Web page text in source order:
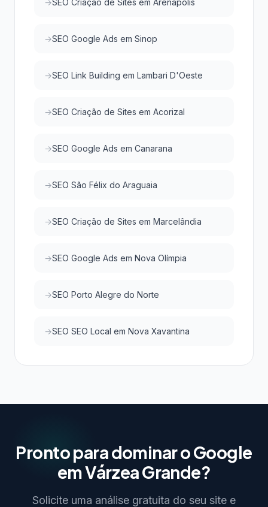
SEO Criação de Sites em Arenápolis
SEO Google Ads em Sinop
SEO Link Building em Lambari D'Oeste
SEO Criação de Sites em Acorizal
SEO Google Ads em Canarana
SEO São Félix do Araguaia
SEO Criação de Sites em Marcelândia
SEO Google Ads em Nova Olímpia
SEO Porto Alegre do Norte
SEO SEO Local em Nova Xavantina
Pronto para dominar o Google
em Várzea Grande?
Solicite uma análise gratuita do seu site e